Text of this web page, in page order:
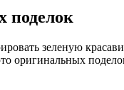
зеленую